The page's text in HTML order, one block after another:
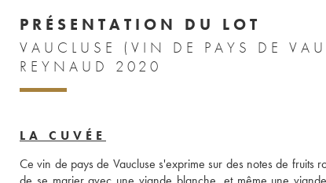
PRÉSENTATION DU LOT
VAUCLUSE (VIN DE PAYS DE
REYNAUD 2020
LA CUVÉE
Ce vin de pays de Vaucluse s'exprime sur des notes de fruits